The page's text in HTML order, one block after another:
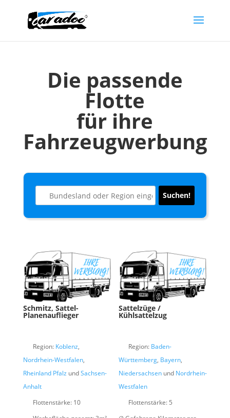
Die passende
Flotte
für ihre
Fahrzeugwerbung
Suchen!Suchen!
Schmitz, Sattel-
Planenauflieger
Region: Koblenz,
Nordrhein-Westfalen,
Rheinland Pfalz undSachsen-
Anhalt
Flottenstärke: 10
Sattelzüge /
Kühlsattelzug
Region: Baden-
Württemberg, Bayern,
Niedersachsen und Nordrhein-
Westfalen
Flottenstärke: 5